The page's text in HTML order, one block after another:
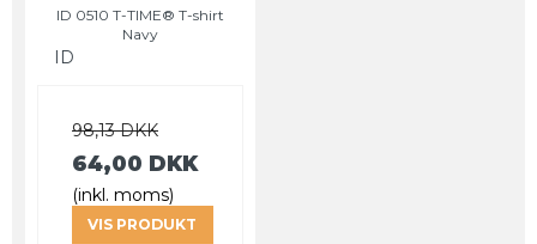
ID 0510 T-TIME® T-shirt
Navy
ID
98,13 DKK
64,00 DKK
(inkl. moms)
VIS PRODUKT